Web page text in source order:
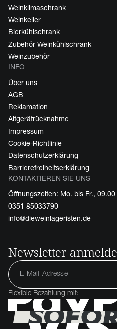
Weinklimaschrank
Weinkeller
Bierkühlschrank
Zubehör Weinkühlschrank
Weinzubehör
INFO
Über uns
AGB
Reklamation
Altgerätrücknahme
Impressum
Cookie-Richtlinie
Datenschutzerklärung
Barrierefreiheitserklärung
KONTAKTIEREN SIE UNS
Öffnungszeiten: Mo. bis Fr.,
0351 85033790
info@dieweinlageristen.de
Newsletter
Flexible Bezahlung mit: